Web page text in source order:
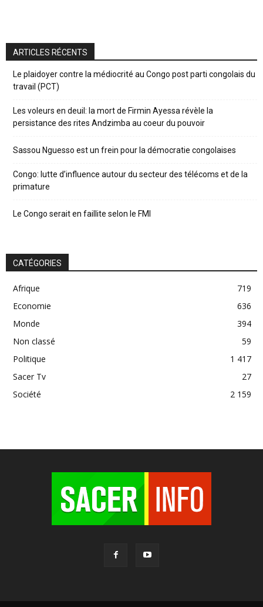
ARTICLES RÉCENTS
Le plaidoyer contre la médiocrité au Congo post parti congolais du
travail (PCT)
Les voleurs en deuil: la mort de Firmin Ayessa révèle la
persistance des rites Andzimba au coeur du pouvoir
Sassou Nguesso est un frein pour la démocratie congolaises
Congo: lutte d’influence autour du secteur des télécoms et de la
primature
Le Congo serait en faillite selon le FMI
CATÉGORIES
Afrique
719
Economie
636
Monde
394
Non classé
59
Politique
1 417
Sacer Tv
27
Société
2 159